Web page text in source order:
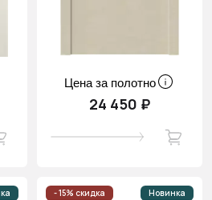
Цена за полотно
24 450 ₽
- 15% скидка Новинка